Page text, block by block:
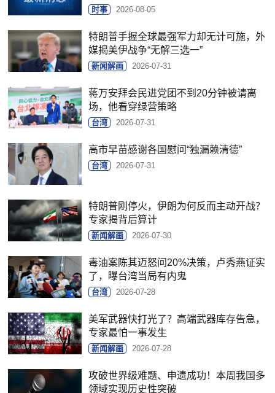
时事 2026-08-05
特朗普手握全球最强军力却无计可施，外
媒揭美伊战争“无解三选一”
新闻解画 2026-07-31
蒋万安拜会民进党团不到20分钟被请离
场，他看穿绿营策略
台湾 2026-07-31
高市早苗感谢各国慰问“独漏赖清德”
台湾 2026-07-31
特朗普刚停火，伊朗为何反而主动开战？
专家揭背后算计
新闻解画 2026-07-30
毒油案陈其迈怒问20%决策，卢秀燕证实
了，曝台湾当局有内鬼
台湾 2026-07-28
美军武器快打光了？高端武器库存告急，
专家最怕一事发生
新闻解画 2026-07-28
攻破世界级难题、申遗成功！本周我国多
领域实现历史性突破